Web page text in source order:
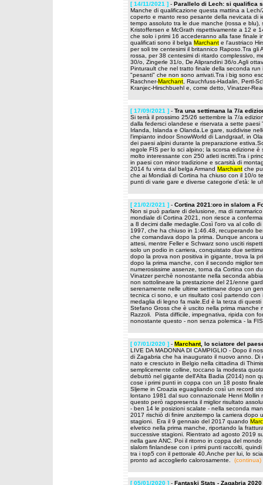
[ 14/11/2021 ] - Parallelo di Lech: si qualifica
Manche di qualificazione questa mattina a
coperto e manto reso pesante della nevicata di
tempo assoluto tra le due manche (rossa e
Kristoffersen e McGrath rispettivamente a 12 e
che solo i primi 16 accederanno alla fase finale
qualificati sono il belga Marchant e l'austriaco
per soli tre centesimi il britannico Raposo.Tra gli
rossa, per 38 centesimi di ritardo complessivo,
30/o, Zingerle 31/o, De Aliprandini 36/o.Agli
Pinturault che nel tratto finale della seconda
"pesanti" che non sono arrivati.Tra i big sono
Raschner-Marchant , Rauchfuss-Hadalin, Pertl-
Kranjec-Hirschbuehl e, come detto, Vinatzer-
[ 17/09/2021 ] - Tra una settimana la 7/a
Si terrà il prossimo 25/26 settembre la 7/a
dalla federsci olandese e riservata a sette
Irlanda, Islanda e Olanda.Le gare, suddivise
l'impianto indoor SnowWorld di Landgraaf, in
dei paesi alpini durante la preparazione
regole FIS per lo sci alpino; la scorsa edizione
molto interessante con 250 atleti iscritti.Tra i
in paesi con minor tradizione e scarsità di
2014 fu vinta dal belga Armand Marchant che
che ai Mondiali di Cortina ha chiuso con il 10/o
punti di varie gare e diverse categorie d'età: le
[ 21/02/2021 ] - Cortina 2021:oro in slalom a
Non si può parlare di delusione, ma di
mondiale di Cortina 2021, non riesce a
a 8 decimi dalle medaglie.Così l'oro va al collo
1997, che ha chiuso in 1:46.48, recuperando
che comandava dopo la prima. Dunque ancora
attesi, mentre Feller e Schwarz sono usciti
solo un podio in carriera, conquistato due
dopo la prova non positiva in gigante, trova la
dopo la prima manche, con il secondo miglior
numerosissime assenze, torna da Cortina con
Vinatzer perchè nonostante nella seconda
non sottolineare la prestazione del 21/enne
serenamente nelle ultime settimane dopo un
tecnica ci sono, e un risultato così partendo
medaglia di legno fa male.Ed è la terza di
Stefano Gross che è uscito nella prima manche
Razzoli. Pista difficile, impegnativa, ripida con
nonostante questo - non senza polemica - la
[ 07/01/2020 ] - Marchant, lo sciatore del
LIVE DA MADONNA DI CAMPIGLIO - Dopo il
di Zagabria che ha inaugurato il nuovo anno.
nato e cresciuto in Belgio nella cittadina di
semplicemente colline, toccano la modesta
debuttò nel gigante dell'Alta Badia (2014) non
cose i primi punti in coppa con un 18 posto
Sljeme in Croazia eguagliando così un record
lontano 1981 dal suo connazionale Henri
questo però rappresenta il miglior risultato
- ben 14 le posizioni scalate - nella seconda
2017 rischiò di finire anzitempo la carriera
stagioni. Era il 9 gennaio del 2017 quando
elvetico nella prima manche, riportando la
successive stagioni. Rientrato ad agosto 2019
nella gare ANC. Poi il ritorno in coppa del
slalom finlandese con i primi punti raccolti,
tra i top5 con il pettorale 40.Anche per lui, lo
pronto ad accoglierlo calorosamente. (continua)
[ 05/01/2020 ] - Fantaski Stats - Zagabria